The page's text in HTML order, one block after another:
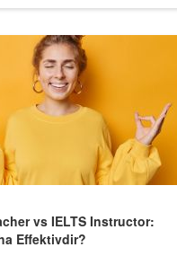
vs IELTS Instructor:
Effektivdir?